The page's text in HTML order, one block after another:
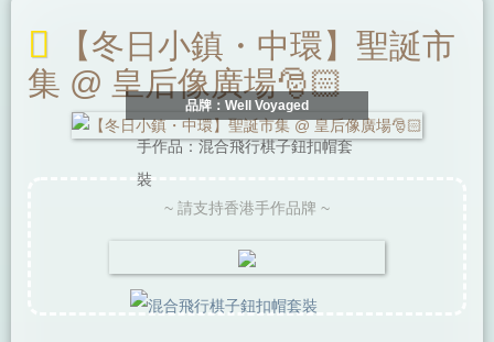
【冬日小鎮・中環】聖誕市
集 @ 皇后像廣場🎅🏻
~ 請支持香港手作品牌 ~
品牌：Well Voyaged
手作品：混合飛行棋子鈕扣帽套
裝